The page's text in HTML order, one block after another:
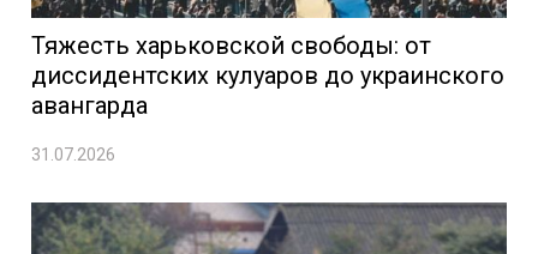
Тяжесть харьковской свободы: от
диссидентских кулуаров до украинского
авангарда
31.07.2026